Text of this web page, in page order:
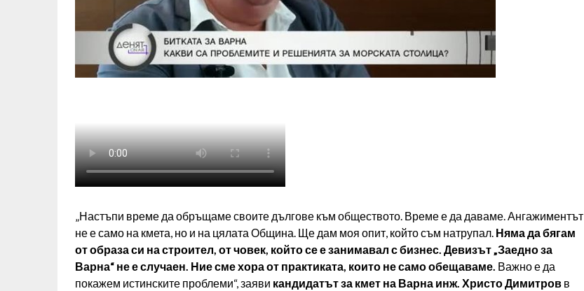
„Настъпи време да обръщаме своите дългове към обществото. Време е да даваме. Ангажиментът
не е само на кмета, но и на цялата Община. Ще дам моя опит, който съм натрупал. Няма да бягам
от образа си на строител, от човек, който се е занимавал с бизнес. Девизът „Заедно за
Варна“ не е случаен. Ние сме хора от практиката, които не само обещаваме. Важно е да
покажем истинските проблеми“, заяви кандидатът за кмет на Варна инж. Христо Димитров в